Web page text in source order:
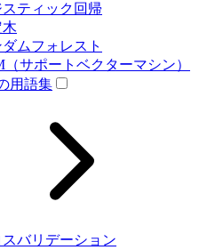
スティック回帰
ムフォレスト
（サポートベクターマシン）
用語集
スバリデーション